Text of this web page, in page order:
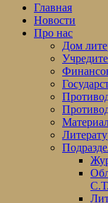
Главная
Новости
Про нас
Дом